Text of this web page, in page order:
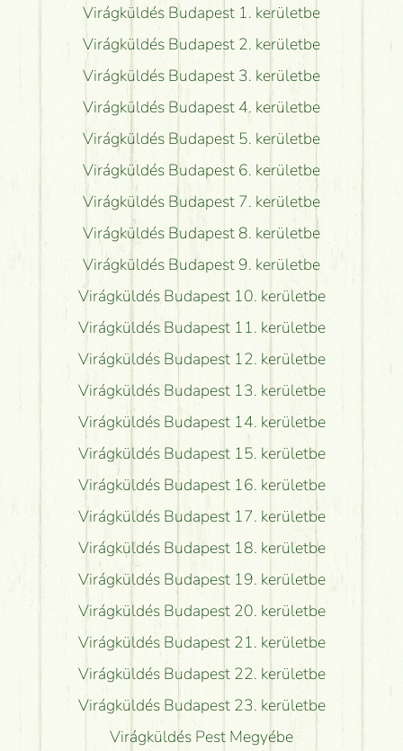
Virágküldés Budapest 1. kerületbe
Virágküldés Budapest 2. kerületbe
Virágküldés Budapest 3. kerületbe
Virágküldés Budapest 4. kerületbe
Virágküldés Budapest 5. kerületbe
Virágküldés Budapest 6. kerületbe
Virágküldés Budapest 7. kerületbe
Virágküldés Budapest 8. kerületbe
Virágküldés Budapest 9. kerületbe
Virágküldés Budapest 10. kerületbe
Virágküldés Budapest 11. kerületbe
Virágküldés Budapest 12. kerületbe
Virágküldés Budapest 13. kerületbe
Virágküldés Budapest 14. kerületbe
Virágküldés Budapest 15. kerületbe
Virágküldés Budapest 16. kerületbe
Virágküldés Budapest 17. kerületbe
Virágküldés Budapest 18. kerületbe
Virágküldés Budapest 19. kerületbe
Virágküldés Budapest 20. kerületbe
Virágküldés Budapest 21. kerületbe
Virágküldés Budapest 22. kerületbe
Virágküldés Budapest 23. kerületbe
Virágküldés Pest Megyébe